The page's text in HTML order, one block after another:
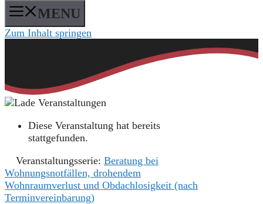
MENU
Zum Inhalt springen
Diese Veranstaltung hat bereits
stattgefunden.
Veranstaltungsserie: Beratung bei
Wohnungsnotfällen, drohendem
Wohnraumverlust und Obdachlosigkeit (nach
Terminvereinbarung)